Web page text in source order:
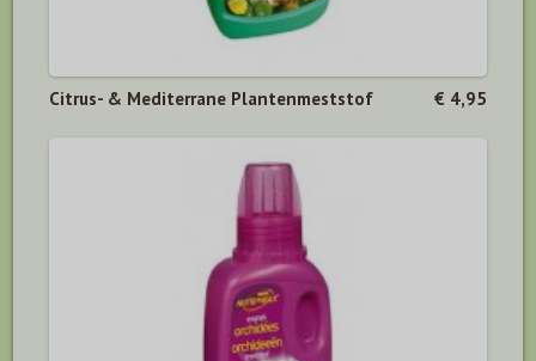
Citrus- & Mediterrane Plantenmeststof € 4,95